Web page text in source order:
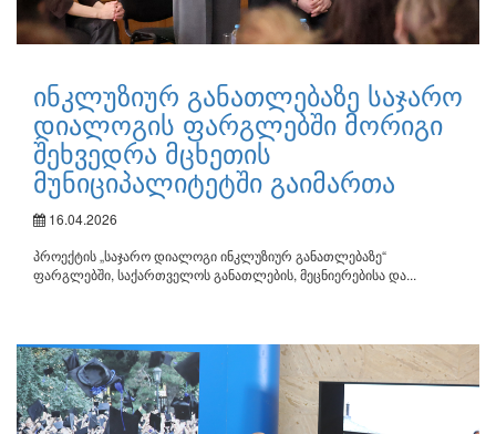
ინკლუზიურ განათლებაზე საჯარო
დიალოგის ფარგლებში მორიგი
შეხვედრა მცხეთის
მუნიციპალიტეტში გაიმართა
16.04.2026
პროექტის „საჯარო დიალოგი ინკლუზიურ განათლებაზე“
ფარგლებში, საქართველოს განათლების, მეცნიერებისა და...